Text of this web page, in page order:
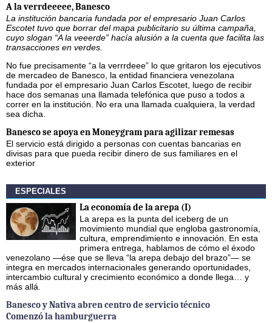
A la verrdeeeee, Banesco
La institución bancaria fundada por el empresario Juan Carlos
Escotet tuvo que borrar del mapa publicitario su última campaña,
cuyo slogan “A la veeerde” hacía alusión a la cuenta que facilita las
transacciones en verdes.
No fue precisamente “a la verrrdeee” lo que gritaron los ejecutivos
de mercadeo de Banesco, la entidad financiera venezolana
fundada por el empresario Juan Carlos Escotet, luego de recibir
hace dos semanas una llamada telefónica que puso a todos a
correr en la institución. No era una llamada cualquiera, la verdad
sea dicha.
Banesco se apoya en Moneygram para agilizar remesas
El servicio está dirigido a personas con cuentas bancarias en
divisas para que pueda recibir dinero de sus familiares en el
exterior
ESPECIALES
La economía de la arepa (I)
La arepa es la punta del iceberg de un
movimiento mundial que engloba gastronomía,
cultura, emprendimiento e innovación. En esta
primera entrega, hablamos de cómo el éxodo
venezolano —ése que se lleva “la arepa debajo del brazo”— se
integra en mercados internacionales generando oportunidades,
intercambio cultural y crecimiento económico a donde llega… y
más allá.
Banesco y Nativa abren centro de servicio técnico
Comenzó la hamburguerra